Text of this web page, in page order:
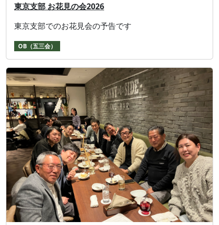
東京支部 お花見の会2026
東京支部でのお花見会の予告です
OB（五三会）